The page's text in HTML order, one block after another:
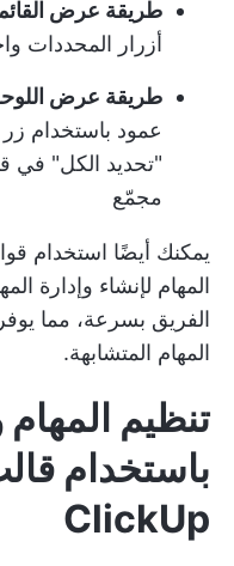
طريقة عرض
أزرار المحددات
طريقة عرض
عمود باستخدام
"تحديد الكل" في
مجمّع
يمكنك أيضًا استخدام
المهام لإنشاء وإدارة
الفريق بسرعة، مما
المهام المتشابهة.
تنظيم المهام
باستخدام
ClickUp